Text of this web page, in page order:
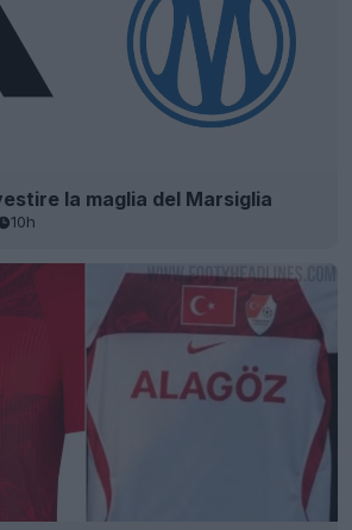
la maglia del Marsiglia
10h